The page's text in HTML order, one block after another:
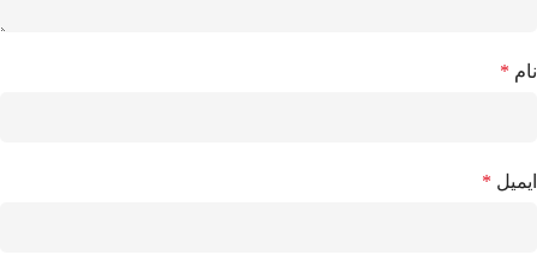
نام *
ایمیل *